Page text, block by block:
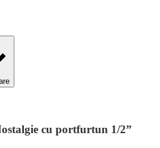
cu portfurtun 1/2”